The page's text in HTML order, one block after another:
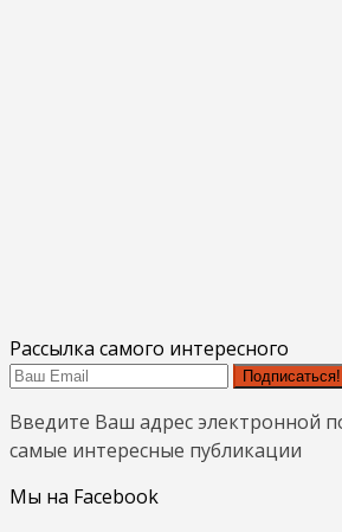
Рассылка самого интересного
Подписаться!
Введите Ваш адрес электронной
самые интересные публикации
Мы на Facebook